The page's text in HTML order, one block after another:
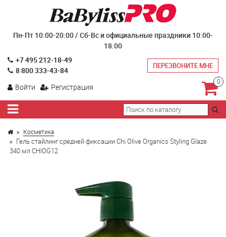
Пн-Пт 10:00-20:00 / Сб-Вс и официальные праздники 10:00-
18:00
+7 495 212-18-49
8 800 333-43-84
ПЕРЕЗВОНИТЕ МНЕ
Войти Регистрация
0
Косметика
Гель стайлинг средней фиксации Chi Olive Organics Styling Glaze
340 мл CHIOG12